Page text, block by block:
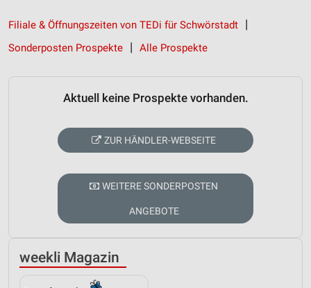
Filiale & Öffnungszeiten von TEDi für Schwörstadt
Sonderposten Prospekte
Alle Prospekte
Aktuell keine Prospekte vorhanden.
ZUR HÄNDLER-WEBSEITE
WEITERE SONDERPOSTEN
ANGEBOTE
weekli Magazin